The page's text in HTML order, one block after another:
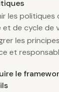
les politiques
de cycle de
les
et
le